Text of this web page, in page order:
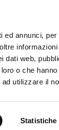
annunci,
web,
o che
utilizzare il
Statistiche